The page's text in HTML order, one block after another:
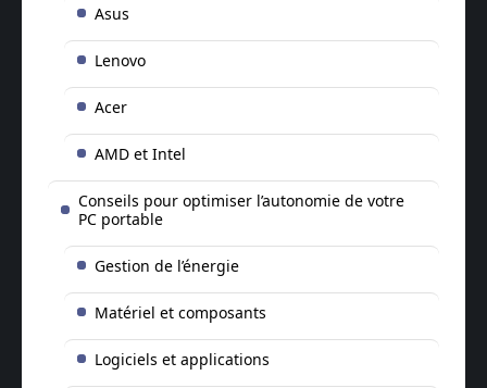
Asus
Lenovo
Acer
AMD et Intel
Conseils pour optimiser l’autonomie de votre
PC portable
Gestion de l’énergie
Matériel et composants
Logiciels et applications